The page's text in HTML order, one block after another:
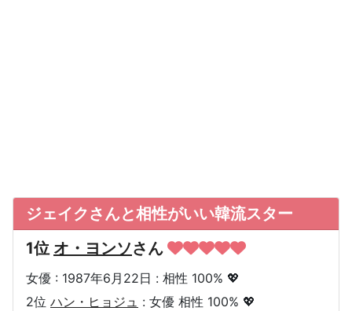
ジェイクさんと相性がいい韓流スター
1位 オ・ヨンソさん
女優 : 1987年6月22日 : 相性 100% 💖
2位 ハン・ヒョジュ : 女優 相性 100% 💖